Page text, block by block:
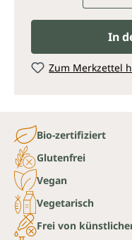
In
Zum Merkzettel
Bio-zertifiziert
Glutenfrei
Vegan
Vegetarisch
Frei von